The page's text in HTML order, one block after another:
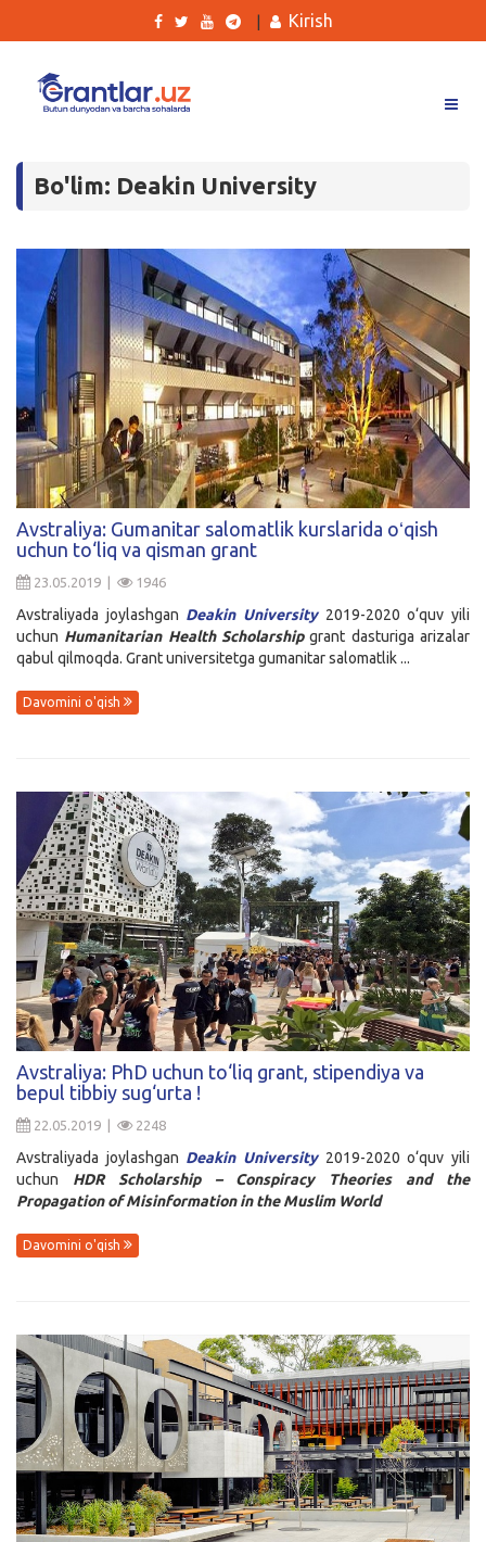
Tanlovlar
Kurslar
Blog
Yana
Qidirish
Kirish
Bo'lim: Deakin University
Avstraliya: Gumanitar salomatlik kurslarida oʻqish
uchun to‘liq va qisman grant
23.05.2019 | 1946
Avstraliyada joylashgan Deakin University2019-2020 o‘quv yili
uchun Humanitarian Health Scholarshipgrant dasturiga arizalar
qabul qilmoqda. Grant universitetga gumanitar salomatlik ...
Davomini o'qish
Avstraliya: PhD uchun to‘liq grant, stipendiya va
bepul tibbiy sug‘urta !
22.05.2019 | 2248
Avstraliyada joylashgan Deakin University2019-2020 o‘quv yili
uchun
HDR Scholarship – Conspiracy Theories and the
Propagation of Misinformation in the Muslim World
Davomini o'qish